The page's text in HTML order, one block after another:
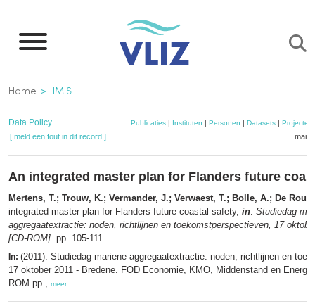
naar
inhoud
gaan
Kruimelpad
Home IMIS
Data Policy Publicaties| Instituten | Personen | Datasets| Projecten
[ meld een fout in dit record ]
An integrated master plan for Flanders future
Mertens, T.; Trouw, K.; Vermander, J.; Verwaest, T.; Bolle, A.; De
integrated master plan for Flanders future coastal safety, in: Studiedag
aggregaatextractie: noden, richtlijnen en toekomstperspectieven, 17
[CD-ROM]. pp. 105-111
In: (2011). Studiedag mariene aggregaatextractie: noden, richtlijnen en
17 oktober 2011 - Bredene. FOD Economie, KMO, Middenstand en
ROM pp., meer